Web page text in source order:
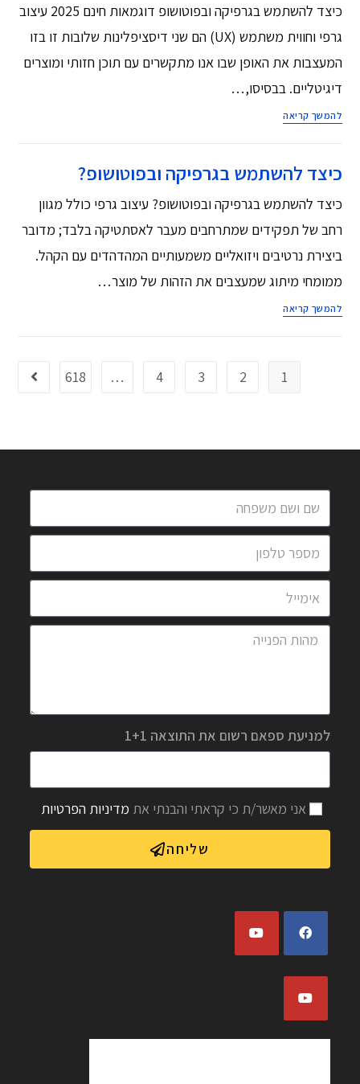
כיצד להשתמש בגרפיקה ובפוטושופ דוגמאות חינם 2025 עיצוב
גרפי וחווית משתמש (UX) הם שני דיסציפלינות שלובות זו בזו
המעצבות את האופן שבו אנו מתקשרים עם תוכן חזותי ומוצרים
דיגיטליים. בבסיסו,…
להמשך קריאה
כיצד להשתמש בגרפיקה ובפוטושופ?
כיצד להשתמש בגרפיקה ובפוטושופ? עיצוב גרפי כולל מגוון
רחב של תפקידים שמתרחבים מעבר לאסתטיקה בלבד; מדובר
ביצירת נרטיבים ויזואליים משמעותיים המהדהדים עם הקהל.
ממומחי מיתוג שמעצבים את הזהות של מוצר…
להמשך קריאה
1
2
3
4
…
618
למניעת ספאם רשום את התוצאה 1+1
אני מאשר/ת כי קראתי והבנתי את מדיניות הפרטיות
שליחה